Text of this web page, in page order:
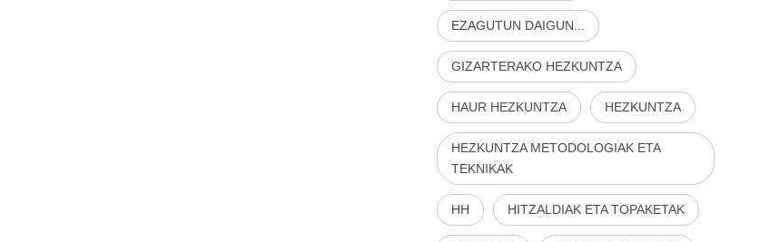
EZAGUTUN DAIGUN...
GIZARTERAKO HEZKUNTZA
HAUR HEZKUNTZA HEZKUNTZA
HEZKUNTZA METODOLOGIAK ETA
TEKNIKAK
HH HITZALDIAK ETA TOPAKETAK